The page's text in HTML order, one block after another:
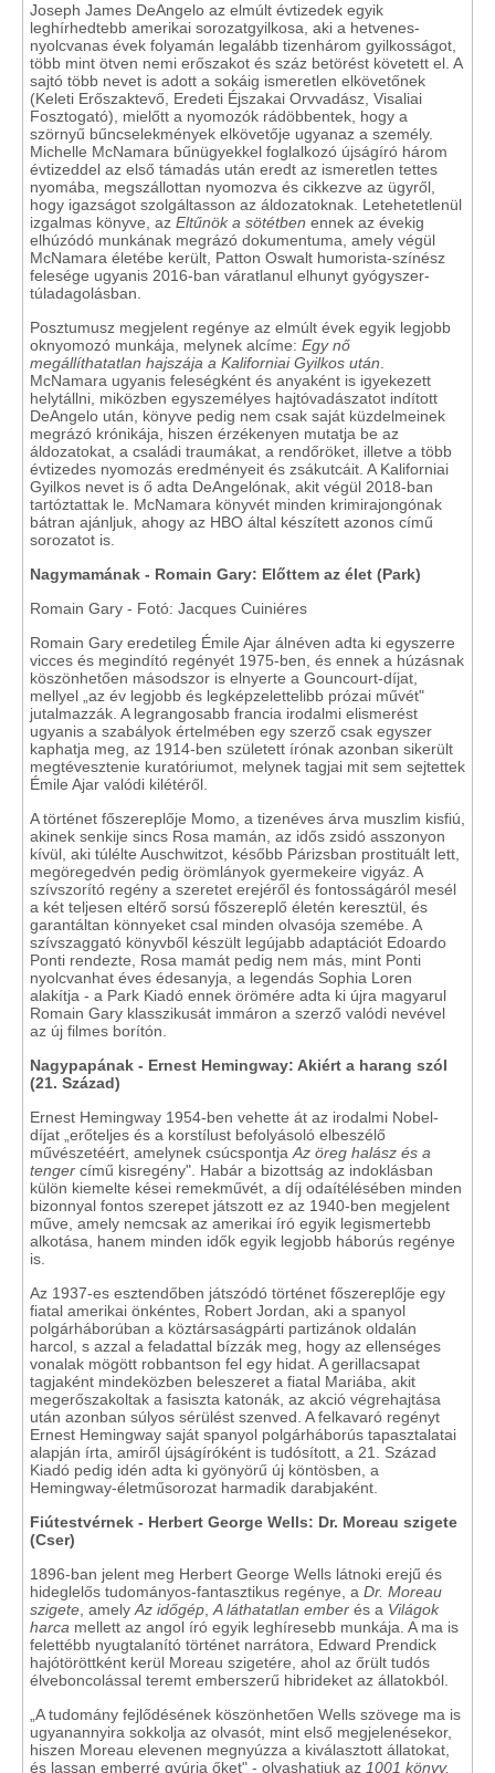
Joseph James DeAngelo az elmúlt évtizedek egyik
leghírhedtebb amerikai sorozatgyilkosa, aki a hetvenes-
nyolcvanas évek folyamán legalább tizenhárom gyilkosságot,
több mint ötven nemi erőszakot és száz betörést követett el. A
sajtó több nevet is adott a sokáig ismeretlen elkövetőnek
(Keleti Erőszaktevő, Eredeti Éjszakai Orvvadász, Visaliai
Fosztogató), mielőtt a nyomozók rádöbbentek, hogy a
szörnyű bűncselekmények elkövetője ugyanaz a személy.
Michelle McNamara bűnügyekkel foglalkozó újságíró három
évtizeddel az első támadás után eredt az ismeretlen tettes
nyomába, megszállottan nyomozva és cikkezve az ügyről,
hogy igazságot szolgáltasson az áldozatoknak. Letehetetlenül
izgalmas könyve, az Eltűnök a sötétben ennek az évekig
elhúzódó munkának megrázó dokumentuma, amely végül
McNamara életébe került, Patton Oswalt humorista-színész
felesége ugyanis 2016-ban váratlanul elhunyt gyógyszer-
túladagolásban.
Posztumusz megjelent regénye az elmúlt évek egyik legjobb
oknyomozó munkája, melynek alcíme: Egy nő
megállíthatatlan hajszája a Kaliforniai Gyilkos után
McNamara ugyanis feleségként és anyaként is igyekezett
helytállni, miközben egyszemélyes hajtóvadászatot indított
DeAngelo után, könyve pedig nem csak saját küzdelmeinek
megrázó krónikája, hiszen érzékenyen mutatja be az
áldozatokat, a családi traumákat, a rendőröket, illetve a több
évtizedes nyomozás eredményeit és zsákutcáit. A Kaliforniai
Gyilkos nevet is ő adta DeAngelónak, akit végül 2018-ban
tartóztattak le. McNamara könyvét minden krimirajongónak
bátran ajánljuk, ahogy az HBO által készített azonos című
sorozatot is.
Nagymamának - Romain Gary: Előttem az élet (Park)
Romain Gary - Fotó: Jacques Cuiniéres
Romain Gary eredetileg Émile Ajar álnéven adta ki egyszerre
vicces és megindító regényét 1975-ben, és ennek a húzásnak
köszönhetően másodszor is elnyerte a Gouncourt-díjat,
mellyel „az év legjobb és legképzelettelibb prózai művét"
jutalmazzák. A legrangosabb francia irodalmi elismerést
ugyanis a szabályok értelmében egy szerző csak egyszer
kaphatja meg, az 1914-ben született írónak azonban sikerült
megtévesztenie kuratóriumot, melynek tagjai mit sem sejtettek
Émile Ajar valódi kilétéről.
A történet főszereplője Momo, a tizenéves árva muszlim kisfiú,
akinek senkije sincs Rosa mamán, az idős zsidó asszonyon
kívül, aki túlélte Auschwitzot, később Párizsban prostituált lett,
megöregedvén pedig örömlányok gyermekeire vigyáz. A
szívszorító regény a szeretet erejéről és fontosságáról mesél
a két teljesen eltérő sorsú főszereplő életén keresztül, és
garantáltan könnyeket csal minden olvasója szemébe. A
szívszaggató könyvből készült legújabb adaptációt Edoardo
Ponti rendezte, Rosa mamát pedig nem más, mint Ponti
nyolcvanhat éves édesanyja, a legendás Sophia Loren
alakítja - a Park Kiadó ennek örömére adta ki újra magyarul
Romain Gary klasszikusát immáron a szerző valódi nevével
az új filmes borítón.
Nagypapának - Ernest Hemingway: Akiért a harang szól
(21. Század)
Ernest Hemingway 1954-ben vehette át az irodalmi Nobel-
díjat „erőteljes és a korstílust befolyásoló elbeszélő
művészetéért, amelynek csúcspontja Az öreg halász és a
tenger című kisregény". Habár a bizottság az indoklásban
külön kiemelte kései remekművét, a díj odaítélésében minden
bizonnyal fontos szerepet játszott ez az 1940-ben megjelent
műve, amely nemcsak az amerikai író egyik legismertebb
alkotása, hanem minden idők egyik legjobb háborús regénye
is.
Az 1937-es esztendőben játszódó történet főszereplője egy
fiatal amerikai önkéntes, Robert Jordan, aki a spanyol
polgárháborúban a köztársaságpárti partizánok oldalán
harcol, s azzal a feladattal bízzák meg, hogy az ellenséges
vonalak mögött robbantson fel egy hidat. A gerillacsapat
tagjaként mindeközben beleszeret a fiatal Mariába, akit
megerőszakoltak a fasiszta katonák, az akció végrehajtása
után azonban súlyos sérülést szenved. A felkavaró regényt
Ernest Hemingway saját spanyol polgárháborús tapasztalatai
alapján írta, amiről újságíróként is tudósított, a 21. Század
Kiadó pedig idén adta ki gyönyörű új köntösben, a
Hemingway-életműsorozat harmadik darabjaként.
Fiútestvérnek - Herbert George Wells: Dr. Moreau szigete
(Cser)
1896-ban jelent meg Herbert George Wells látnoki erejű és
hideglelős tudományos-fantasztikus regénye, a Dr. Moreau
szigete , amely Az időgép A láthatatlan ember és a Világok
harca mellett az angol író egyik leghíresebb munkája. A ma is
felettébb nyugtalanító történet narrátora, Edward Prendick
hajótöröttként kerül Moreau szigetére, ahol az őrült tudós
élveboncolással teremt emberszerű hibrideket az állatokból.
„A tudomány fejlődésének köszönhetően Wells szövege ma is
ugyanannyira sokkolja az olvasót, mint első megjelenésekor,
hiszen Moreau elevenen megnyúzza a kiválasztott állatokat,
és lassan emberré gyúrja őket" - olvashatjuk az 1001 könyv,